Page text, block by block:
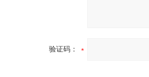
验证码：